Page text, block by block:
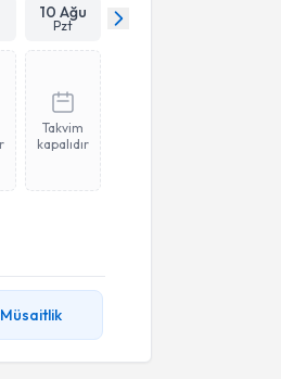
10 Ağu
Pzt
Takvim
kapalıdır